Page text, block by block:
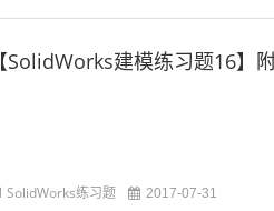
【SolidWorks建模练习题16】
SolidWorks练习题 2017-07-31